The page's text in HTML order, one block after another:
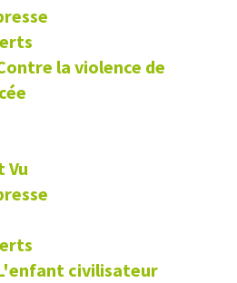
la violence de
Vu
civilisateur